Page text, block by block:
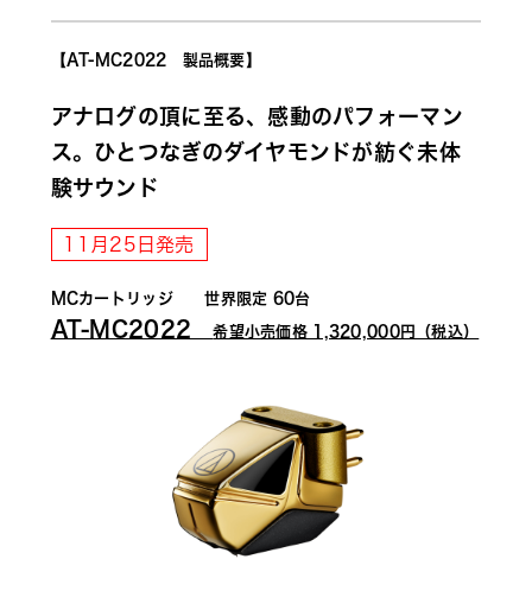
【AT-MC2022　製品概要】
アナログの頂に至る、感動のパフォーマン
ス。ひとつなぎのダイヤモンドが紡ぐ未体
験サウンド
11月25日発売
MCカートリッジ 世界限定 60台
AT-MC2022 希望小売価格 1,320,000円（税込）